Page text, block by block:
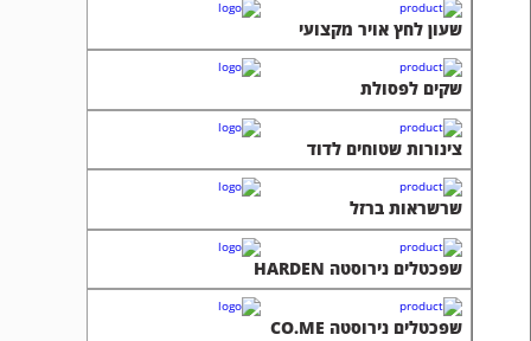
שעון לחץ אויר מקצועי
שקים לפסולת
צינורות שטוחים לדוד
שרשראות ברזל
שפכטלים נירוסטה HARDEN
שפכטלים נירוסטה CO.ME